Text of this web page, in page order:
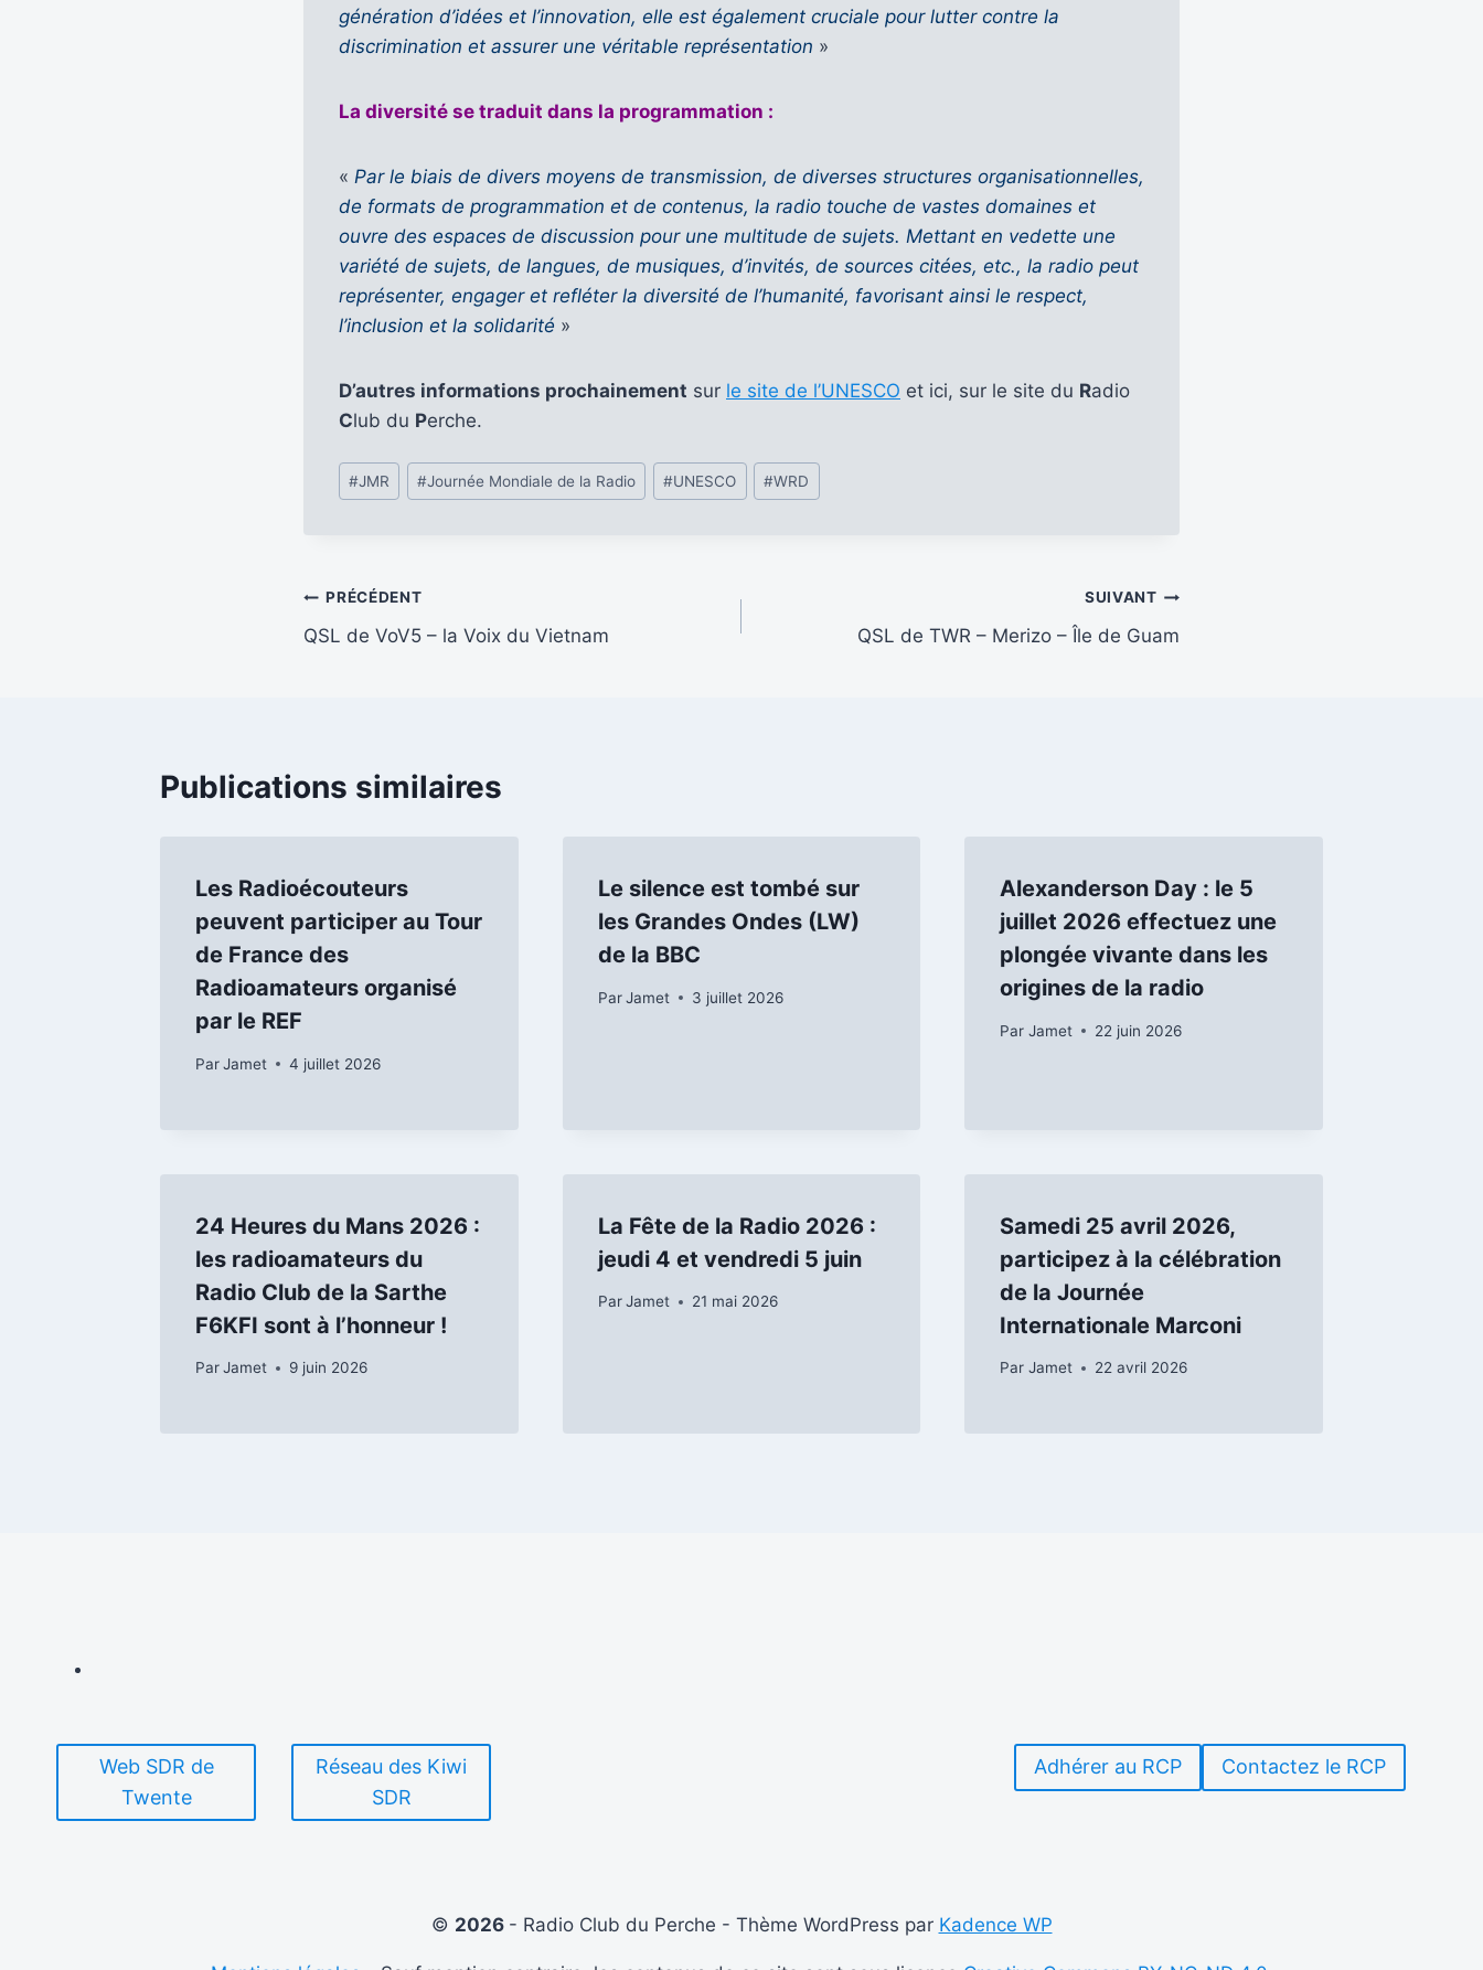
génération d’idées et l’innovation, elle est également cruciale pour lutter contre la
discrimination et assurer une véritable représentation »
La diversité se traduit dans la programmation :
« Par le biais de divers moyens de transmission, de diverses structures organisationnelles,
de formats de programmation et de contenus, la radio touche de vastes domaines et
ouvre des espaces de discussion pour une multitude de sujets. Mettant en vedette une
variété de sujets, de langues, de musiques, d’invités, de sources citées, etc., la radio peut
représenter, engager et refléter la diversité de l’humanité, favorisant ainsi le respect,
l’inclusion et la solidarité »
D’autres informations prochainement sur le site de l’UNESCO et ici, sur le site du Radio
Club du Perche.
Étiquettes
de
#JMR #Journée Mondiale de la Radio #UNESCO #WRD
Navigation
de
PRÉCÉDENT
QSL de VoV5 – la Voix du Vietnam
SUIVANT
QSL de TWR – Merizo – Île de Guam
Publications similaires
Les Radioécouteurs
peuvent participer au Tour
de France des
Radioamateurs organisé
par le REF
ParJamet 4 juillet 2026
Le silence est tombé sur
les Grandes Ondes (LW)
de la BBC
Par Jamet 3 juillet 2026
Alexanderson Day : le 5
juillet 2026 effectuez une
plongée vivante dans les
origines de la radio
Par Jamet 22 juin 2026
24 Heures du Mans 2026 :
les radioamateurs du
Radio Club de la Sarthe
F6KFI sont à l’honneur !
ParJamet 9 juin 2026
La Fête de la Radio 2026 :
jeudi 4 et vendredi 5 juin
Par Jamet 21 mai 2026
Samedi 25 avril 2026,
participez à la célébration
de la Journée
Internationale Marconi
Par Jamet 22 avril 2026
Web SDR de
Twente
Réseau des Kiwi
SDR
Adhérer au RCP Contactez le RCP
© 2026 - Radio Club du Perche - Thème WordPress par Kadence WP